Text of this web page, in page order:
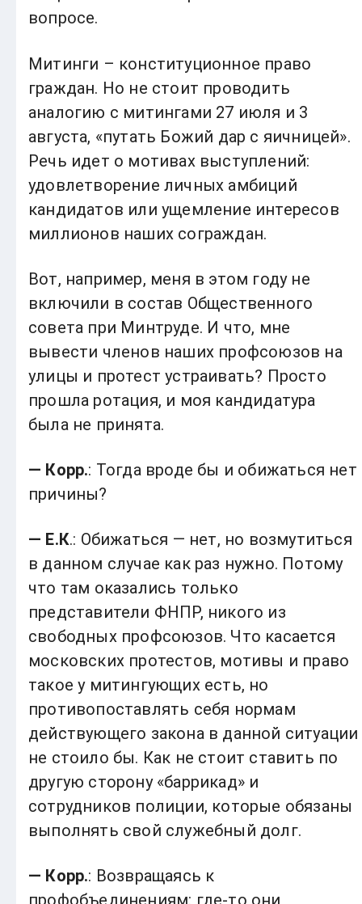
вопросе.
Митинги – конституционное право
граждан. Но не стоит проводить
аналогию с митингами 27 июля и 3
августа, «путать Божий дар с яичницей».
Речь идет о мотивах выступлений:
удовлетворение личных амбиций
кандидатов или ущемление интересов
миллионов наших сограждан.
Вот, например, меня в этом году не
включили в состав Общественного
совета при Минтруде. И что, мне
вывести членов наших профсоюзов на
улицы и протест устраивать? Просто
прошла ротация, и моя кандидатура
была не принята.
— Корр.: Тогда вроде бы и обижаться нет
причины?
— Е.К.: Обижаться — нет, но возмутиться
в данном случае как раз нужно. Потому
что там оказались только
представители ФНПР, никого из
свободных профсоюзов. Что касается
московских протестов, мотивы и право
такое у митингующих есть, но
противопоставлять себя нормам
действующего закона в данной ситуации
не стоило бы. Как не стоит ставить по
другую сторону «баррикад» и
сотрудников полиции, которые обязаны
выполнять свой служебный долг.
— Корр.: Возвращаясь к
профобъединениям: где-то они